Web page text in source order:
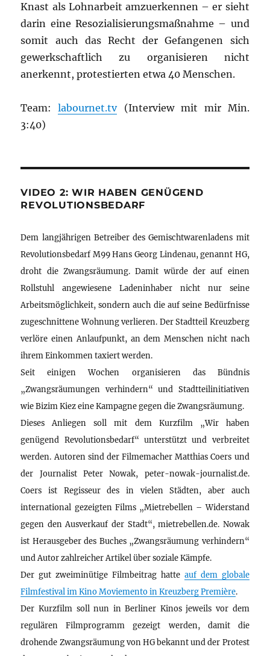
Knast als Lohnarbeit amzuerkennen – er sieht
darin eine Resozialisierungsmaßnahme – und
somit auch das Recht der Gefangenen sich
gewerkschaftlich zu organisieren nicht
anerkennt, protestierten etwa 40 Menschen.
Team:labournet.tv(Interview mit mir Min.
3:40)
VIDEO 2: WIR HABEN GENÜGEND
REVOLUTIONSBEDARF
Dem langjährigen Betreiber des Gemischtwarenladens mit
Revolutionsbedarf M99 Hans Georg Lindenau, genannt HG,
droht die Zwangsräumung. Damit würde der auf einen
Rollstuhl angewiesene Ladeninhaber nicht nur seine
Arbeitsmöglichkeit, sondern auch die auf seine Bedürfnisse
zugeschnittene Wohnung verlieren. Der Stadtteil Kreuzberg
verlöre einen Anlaufpunkt, an dem Menschen nicht nach
ihrem Einkommen taxiert werden.
Seit einigen Wochen organisieren das Bündnis
„Zwangsräumungen verhindern“ und Stadtteilinitiativen
wie Bizim Kiez eine Kampagne gegen die Zwangsräumung.
Dieses Anliegen soll mit dem Kurzfilm „Wir haben
genügend Revolutionsbedarf“ unterstützt und verbreitet
werden. Autoren sind der Filmemacher Matthias Coers und
der Journalist Peter Nowak, peter-nowak-journalist.de.
Coers ist Regisseur des in vielen Städten, aber auch
international gezeigten Films „Mietrebellen – Widerstand
gegen den Ausverkauf der Stadt“, mietrebellen.de. Nowak
ist Herausgeber des Buches „Zwangsräumung verhindern“
und Autor zahlreicher Artikel über soziale Kämpfe.
Der gut zweiminütige Filmbeitrag hatte auf dem globale
Filmfestival im Kino Moviemento in Kreuzberg Première.
Der Kurzfilm soll nun in Berliner Kinos jeweils vor dem
regulären Filmprogramm gezeigt werden, damit die
drohende Zwangsräumung von HG bekannt und der Protest